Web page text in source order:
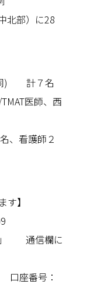
北部）に28
同) 計７名
医師、西
、看護師２
す】
」 通信欄に
座番号：